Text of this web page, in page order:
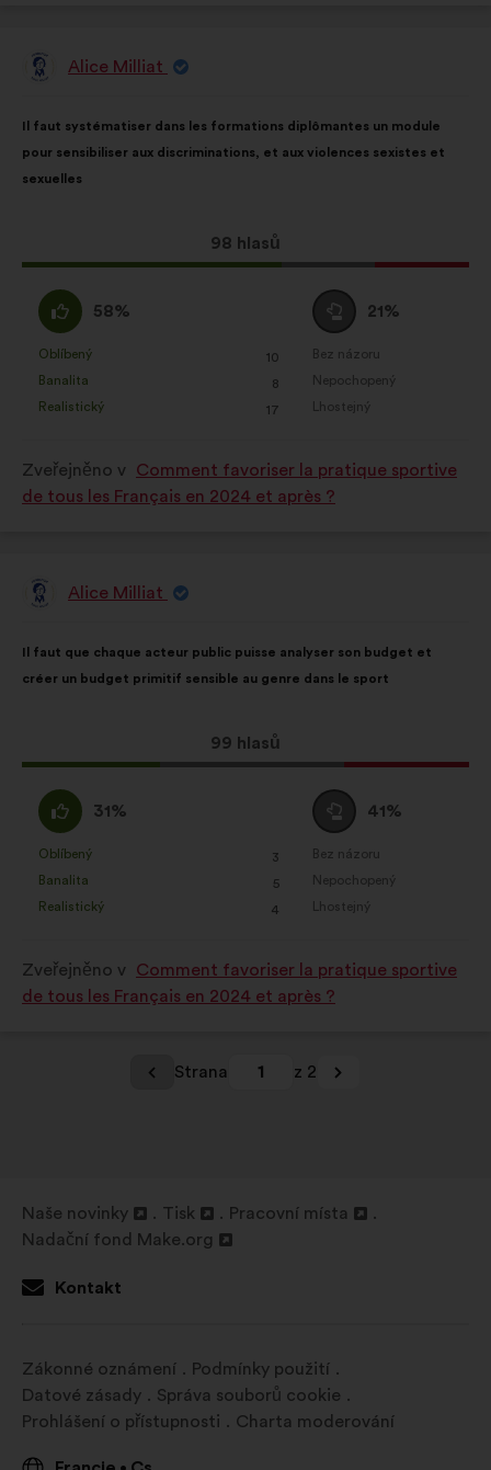
Návrh: Alice Milliat
návrhu:
Il faut systématiser dans les formations diplômantes un module
pour sensibiliser aux discriminations, et aux violences sexistes et
sexuelles
Tento
návrh
98 hlasů
distribucí:
Souhlasím
:
58%
Oblíbený
: 10
krát
Banalita
: 8
krát
Realistický
: 17
krát
Neutrální
hlas
:
21%
Bez názoru
:krát
Nepochopený
:krát
Lhostejný
:krát
Zveřejněno v
Comment favoriser la pratique sportive
de tous les Français en 2024 et après ?
Návrh: Alice Milliat
návrhu:
Il faut que chaque acteur public puisse analyser son budget et
créer un budget primitif sensible au genre dans le sport
Tento
návrh
99 hlasů
distribucí:
Souhlasím
:
31%
Oblíbený
: 3
krát
Banalita
: 5
krát
Realistický
: 4
krát
Neutrální
hlas
:
41%
Bez názoru
:krát
Nepochopený
:krát
Lhostejný
:krát
Zveřejněno v
Comment favoriser la pratique sportive
de tous les Français en 2024 et après ?
Strana 1 z 2
Naše novinky
nové
Tisk
Otevřít
Pracovní místa
na
Nadační fond Make.org
na
Kontakt
Zákonné oznámení
Podmínky použití
Datové zásady
Správa souborů cookie
Prohlášení o přístupnosti
Charta moderování
•